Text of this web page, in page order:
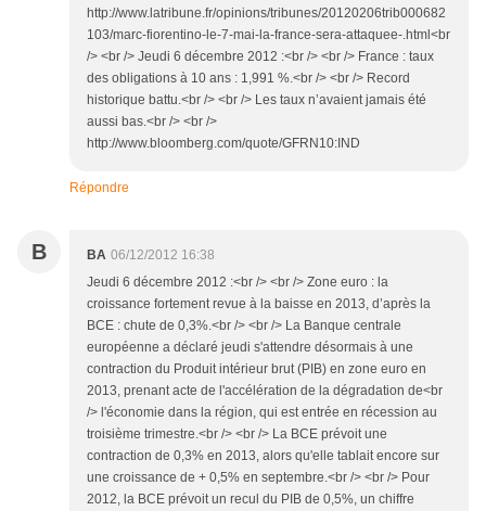
http://www.latribune.fr/opinions/tribunes/20120206trib000682
103/marc-fiorentino-le-7-mai-la-france-sera-attaquee-.html<br
/> <br /> Jeudi 6 décembre 2012 :<br /> <br /> France : taux
des obligations à 10 ans : 1,991 %.<br /> <br /> Record
historique battu.<br /> <br /> Les taux n’avaient jamais été
aussi bas.<br /> <br />
http://www.bloomberg.com/quote/GFRN10:IND
Répondre
B BA 06/12/2012 16:38
Jeudi 6 décembre 2012 :<br /> <br /> Zone euro : la
croissance fortement revue à la baisse en 2013, d’après la
BCE : chute de 0,3%.<br /> <br /> La Banque centrale
européenne a déclaré jeudi s'attendre désormais à une
contraction du Produit intérieur brut (PIB) en zone euro en
2013, prenant acte de l'accélération de la dégradation de<br
/> l'économie dans la région, qui est entrée en récession au
troisième trimestre.<br /> <br /> La BCE prévoit une
contraction de 0,3% en 2013, alors qu'elle tablait encore sur
une croissance de + 0,5% en septembre.<br /> <br /> Pour
2012, la BCE prévoit un recul du PIB de 0,5%, un chiffre